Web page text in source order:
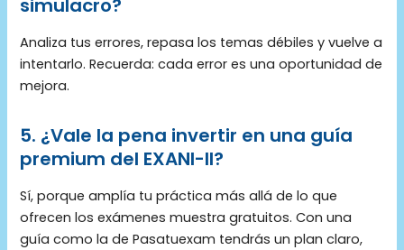
simulacro?
Analiza tus errores, repasa los temas débiles y vuelve a
intentarlo. Recuerda: cada error es una oportunidad de
mejora.
5. ¿Vale la pena invertir en una guía
premium del EXANI-II?
Sí, porque amplía tu práctica más allá de lo que
ofrecen los exámenes muestra gratuitos. Con una
guía como la de Pasatuexam tendrás un plan claro,